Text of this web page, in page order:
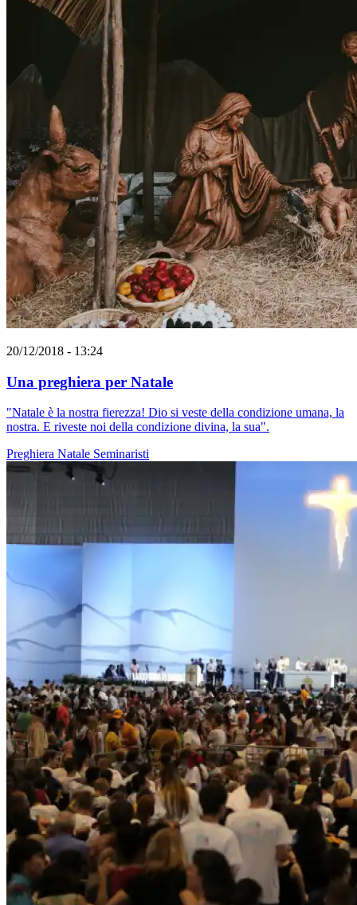
20/12/2018 - 13:24
Una preghiera per Natale
"Natale è la nostra fierezza! Dio si veste della condizione umana, la
nostra. E riveste noi della condizione divina, la sua".
Preghiera Natale Seminaristi